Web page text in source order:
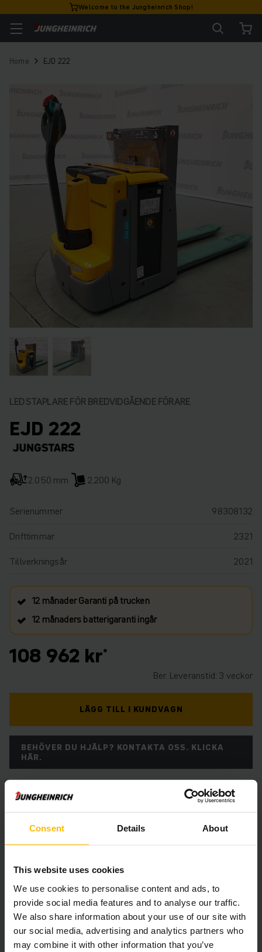
Consent Details About
This website uses cookies
We use cookies to personalise content and ads, to
provide social media features and to analyse our traffic.
We also share information about your use of our site with
our social media, advertising and analytics partners who
may combine it with other information that you’ve
Welcome to the Jungheinrich Shop!
Home EJD 222
LEDSTAPLARE FÖR BREDVIDGÅENDE FÖRARE
EJD 222
2.050 mm 2.200 Kg
Serienummer
98308132
Drifttimmar
2321
Tillverkningsår
2021
12 månader Garanti på trucken
12 månaders batterigaranti ingår
108 962 kr
Ber. Leveranstid: 3 veckor
LÄGG TILL I KUNDVAGN
BEHÖVER DU HJÄLP? KONTAKTA OSS. KLICKA
HÄR.
Produktinformation
Följande avsnitt ger en omfattande sammanfattning av
fordonets tekniska specifikationer och utrustning.
Teknisk Information
Batteri Bly-syra, 24 V / 250 Ah